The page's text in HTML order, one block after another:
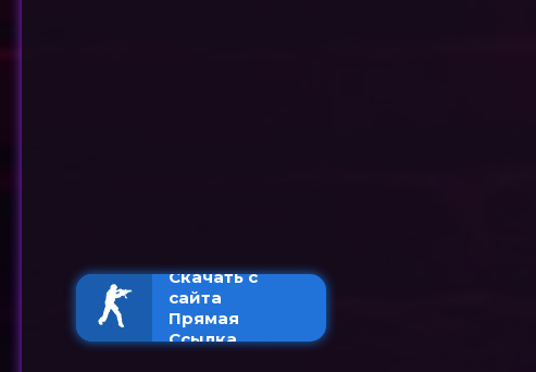
Скачать с
сайта
Прямая
Ссылка